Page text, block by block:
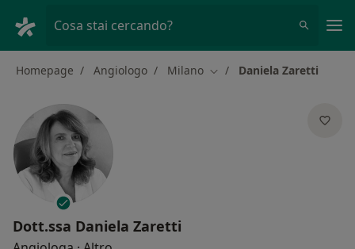
Cosa stai cercando?
Homepage Angiologo Milano Cambia città
Daniela Zaretti
Dott.ssa Daniela Zaretti